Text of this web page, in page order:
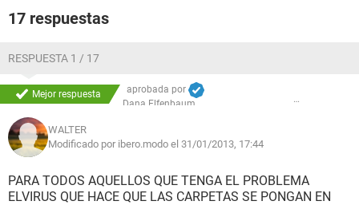
17 respuestas
RESPUESTA 1 / 17
Mejor respuesta
aprobada por
Dana Elfenbaum
WALTER
Modificado por ibero.modo el 31/01/2013, 17:44
PARA TODOS AQUELLOS QUE TENGA EL PROBLEMA
ELVIRUS QUE HACE QUE LAS CARPETAS SE PONGAN EN